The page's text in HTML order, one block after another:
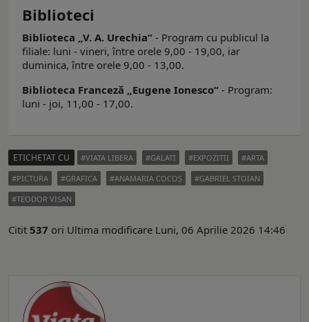
Biblioteci
Biblioteca „V. A. Urechia“ - Program cu publicul la
filiale: luni - vineri, între orele 9,00 - 19,00, iar
duminica, între orele 9,00 - 13,00.
Biblioteca Franceză „Eugene Ionesco“ - Program:
luni - joi, 11,00 - 17,00.
ETICHETAT CU VIATA LIBERA GALATI EXPOZITII
ARTA
PICTURA
GRAFICA ANAMARIA COCOȘ
GABRIEL STOIAN
TEODOR VISAN
Citit 537 ori Ultima modificare Luni, 06 Aprilie 2026 14:46